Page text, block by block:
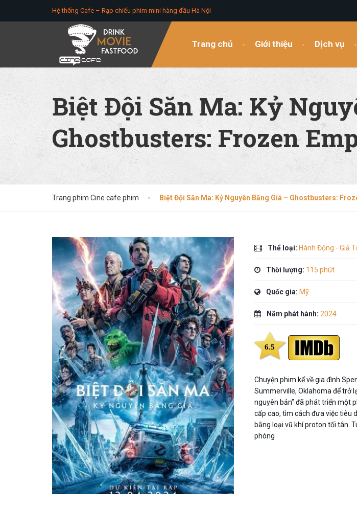
Hệ thống Cafe – Rạp chiếu phim mini hàng đầu Hà Nội
Trang chủ Giới thiệu Dịch vụ
Biệt Đội Săn Ma: Kỷ
Ghostbusters: Frozen
Trang phim Cine cafe phim Biệt Đội Săn Ma: Kỷ Nguyên Băng Giá – Ghostbusters:
Thể loại: Hành Động - Giả
Thời lượng: 115 phút
Quốc gia: Mỹ
Năm phát hành: 2024
6.5
Chuyện phim kể về gia đình
Summerville, Oklahoma để trở
nguyên bản” đã phát triển một
cấp cao, tìm cách đưa việc tiêu
bằng loại vũ khí proton tối tân.
phóng